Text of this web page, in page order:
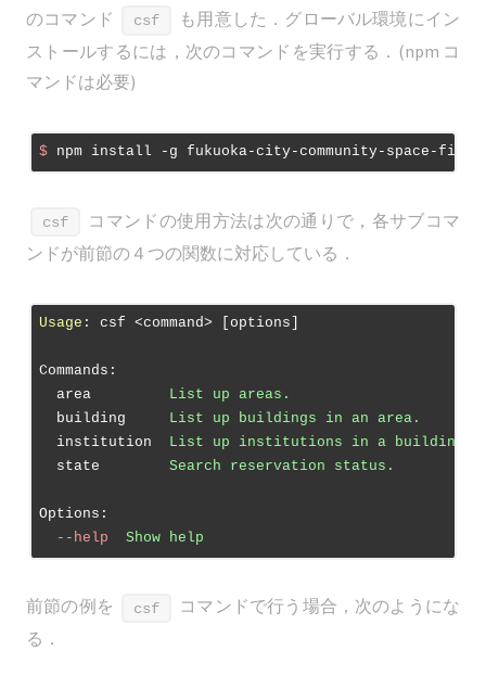
のコマンド
csf
も用意した．グローバル環境にイン
ストールするには，次のコマンドを実行する．(npm コ
マンドは必要)
$ npm install -g fukuoka-city-community-space-
csf
コマンドの使用方法は次の通りで，各サブコマ
ンドが前節の４つの関数に対応している．
Usage : csf <command> [options]
Commands :
area
List up areas.
building
List up buildings in an area.
institution
List up institutions in a building
state
Search reservation status.
Options :
--help
Show help
前節の例を csf
コマンドで行う場合，次のようにな
る．